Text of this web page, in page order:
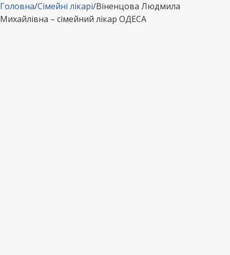
Головна/Сімейні лікарі/Віненцова Людмила
Михайлівна – сімейний лікар ОДЕСА